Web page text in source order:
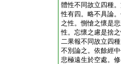
體性不同故立四種
性有四。略不具論
之性。惻愴之懷是
性。忘懷之慮是捨
二果報不同故立四
不別論之。依餘經
悲極遠生於空處。